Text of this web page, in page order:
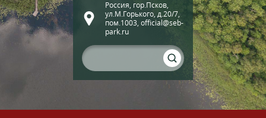
Россия, гор.Псков,
ул.М.Горького, д.20/7,
пом.1003, official@seb-
park.ru